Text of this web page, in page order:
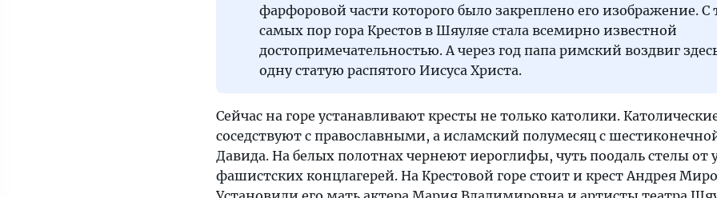
фарфоровой части которого было закреплено его изображение. С
самых пор гора Крестов в Шяуляе стала всемирно известной
достопримечательностью. А через год папа римский воздвиг
одну статую распятого Иисуса Христа.
Сейчас на горе устанавливают кресты не только католики.
соседствуют с православными, а исламский полумесяц с
Давида. На белых полотнах чернеют иероглифы, чуть поодаль стелы от
фашистских концлагерей. На Крестовой горе стоит и крест Андрея